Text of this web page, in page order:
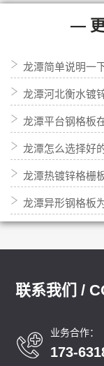
—
龙潭简单说明一
准
龙潭河北衡水镀
道盖板生产厂家
龙潭平台钢格板
况？
龙潭怎么选择好
龙潭热镀锌格栅
起特点
龙潭异形钢格板
联系我们 /
业务合作：
173-